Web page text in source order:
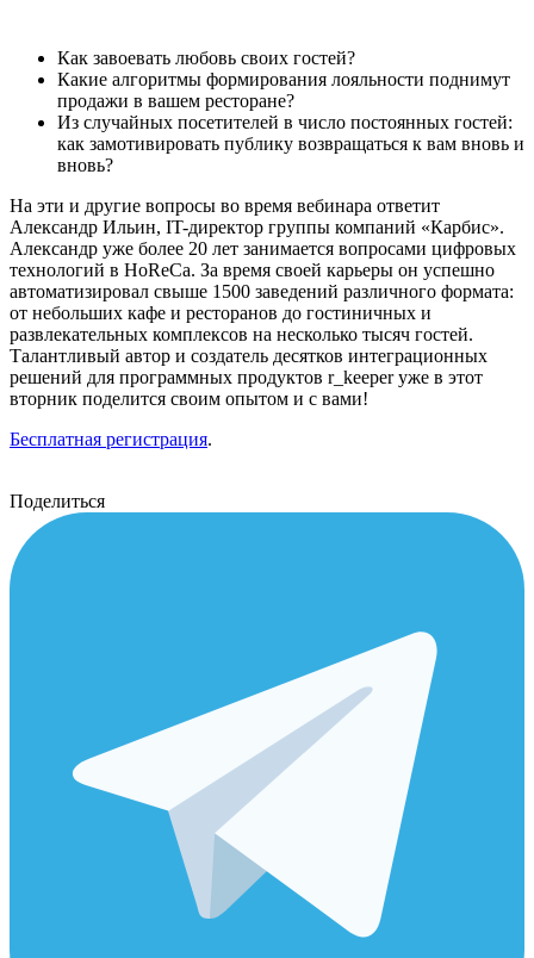
Как завоевать любовь своих гостей?️
Какие алгоритмы формирования лояльности поднимут
продажи в вашем ресторане?
Из случайных посетителей в число постоянных гостей:
как замотивировать публику возвращаться к вам вновь и
вновь?
На эти и другие вопросы во время вебинара ответит
Александр Ильин, IT-директор группы компаний «Карбис».
Александр уже более 20 лет занимается вопросами цифровых
технологий в HoReCa. За время своей карьеры он успешно
автоматизировал свыше 1500 заведений различного формата:
от небольших кафе и ресторанов до гостиничных и
развлекательных комплексов на несколько тысяч гостей.
Талантливый автор и создатель десятков интеграционных
решений для программных продуктов r_keeper уже в этот
вторник поделится своим опытом и с вами!
Бесплатная регистрация.
Поделиться